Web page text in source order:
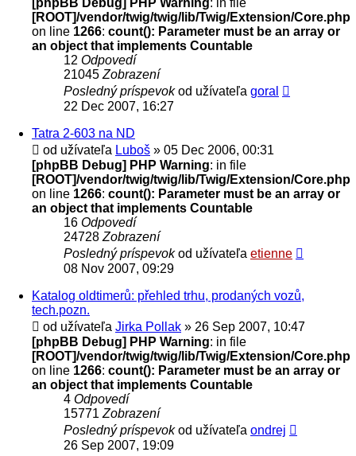
[ROOT]/vendor/twig/twig/lib/Twig/Extension/Core.php
on line 1266: count(): Parameter must be an array or
an object that implements Countable
12 Odpovedí
21045 Zobrazení
Posledný príspevokod užívateľa goral
22 Dec 2007, 16:27
Tatra 2-603 na ND
od užívateľa Luboš » 05 Dec 2006, 00:31
[phpBB Debug] PHP Warning: in file
[ROOT]/vendor/twig/twig/lib/Twig/Extension/Core.php
on line 1266: count(): Parameter must be an array or
an object that implements Countable
16 Odpovedí
24728 Zobrazení
Posledný príspevokod užívateľa etienne
08 Nov 2007, 09:29
Katalog oldtimerů: přehled trhu, prodaných vozů,
tech.pozn.
od užívateľa Jirka Pollak » 26 Sep 2007, 10:47
[phpBB Debug] PHP Warning: in file
[ROOT]/vendor/twig/twig/lib/Twig/Extension/Core.php
on line 1266: count(): Parameter must be an array or
an object that implements Countable
4 Odpovedí
15771 Zobrazení
Posledný príspevokod užívateľa ondrej
26 Sep 2007, 19:09